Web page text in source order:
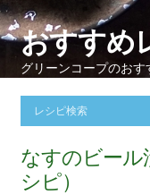
おすすめ
グリーンコープのお
なすのビール
シピ）